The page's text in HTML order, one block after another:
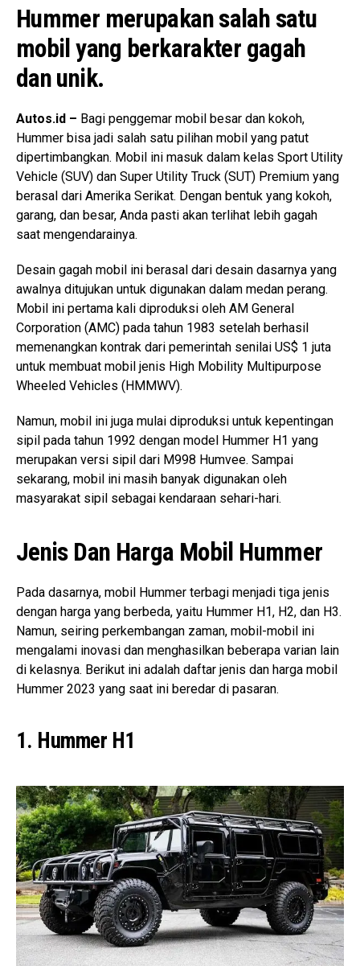
Hummer merupakan salah satu
mobil yang berkarakter gagah
dan unik.
Autos.id – Bagi penggemar mobil besar dan kokoh,
Hummer bisa jadi salah satu pilihan mobil yang patut
dipertimbangkan. Mobil ini masuk dalam kelas Sport Utility
Vehicle (SUV) dan Super Utility Truck (SUT) Premium yang
berasal dari Amerika Serikat. Dengan bentuk yang kokoh,
garang, dan besar, Anda pasti akan terlihat lebih gagah
saat mengendarainya.
Desain gagah mobil ini berasal dari desain dasarnya yang
awalnya ditujukan untuk digunakan dalam medan perang.
Mobil ini pertama kali diproduksi oleh AM General
Corporation (AMC) pada tahun 1983 setelah berhasil
memenangkan kontrak dari pemerintah senilai US$ 1 juta
untuk membuat mobil jenis High Mobility Multipurpose
Wheeled Vehicles (HMMWV).
Namun, mobil ini juga mulai diproduksi untuk kepentingan
sipil pada tahun 1992 dengan model Hummer H1 yang
merupakan versi sipil dari M998 Humvee. Sampai
sekarang, mobil ini masih banyak digunakan oleh
masyarakat sipil sebagai kendaraan sehari-hari.
Jenis Dan Harga Mobil Hummer
Pada dasarnya, mobil Hummer terbagi menjadi tiga jenis
dengan harga yang berbeda, yaitu Hummer H1, H2, dan H3.
Namun, seiring perkembangan zaman, mobil-mobil ini
mengalami inovasi dan menghasilkan beberapa varian lain
di kelasnya. Berikut ini adalah daftar jenis dan harga mobil
Hummer 2023 yang saat ini beredar di pasaran.
1. Hummer H1